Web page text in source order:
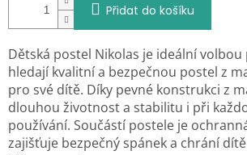
Přidat do košíku
Dětská postel Nikolas je ideální
hledají kvalitní a bezpečnou postel z
pro své dítě. Díky pevné konstrukci z
dlouhou životnost a stabilitu i při
používání. Součástí postele je
zajišťuje bezpečný spánek a chrání